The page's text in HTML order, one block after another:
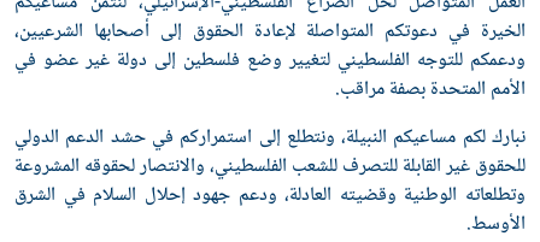
الخيرة في دعوتكم المتواصلة لإعادة الحقوق إلى أصحابها الشرعيين،
ودعمكم للتوجه الفلسطيني لتغيير وضع فلسطين إلى دولة غير عضو في
الأمم المتحدة بصفة مراقب.
نبارك لكم مساعيكم النبيلة، ونتطلع إلى استمراركم في حشد الدعم الدولي
للحقوق غير القابلة للتصرف للشعب الفلسطيني، والانتصار لحقوقه المشروعة
وتطلعاته الوطنية وقضيته العادلة، ودعم جهود إحلال السلام في الشرق
الأوسط.